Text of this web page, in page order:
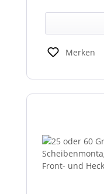
der StVO
Merken